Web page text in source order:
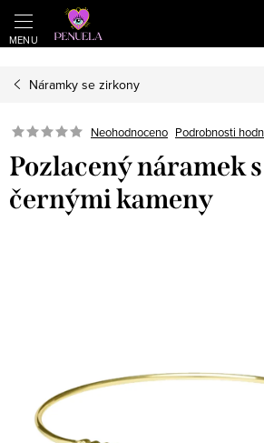
https://cz.pinterest.com/shoppenuela/
Přejít na obsah
Náramky se zirkony
Neohodnoceno Podrobnosti
Pozlacený náramek
černými kameny